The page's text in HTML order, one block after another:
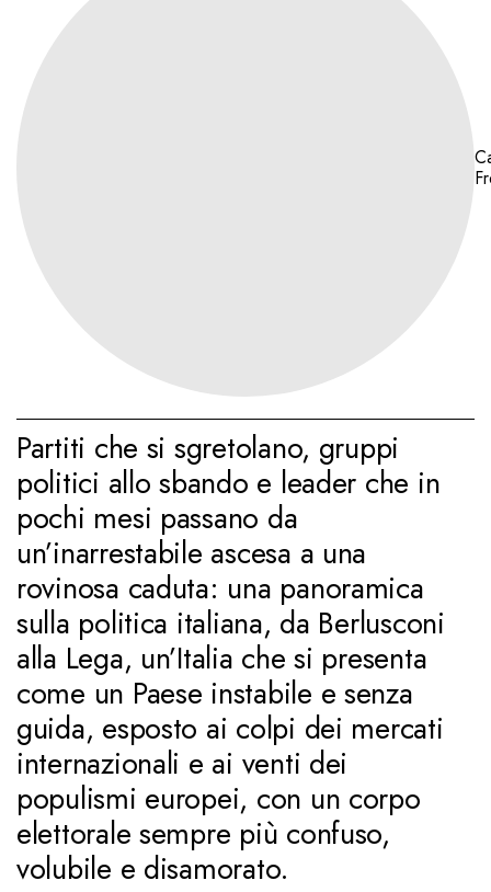
Partiti che si sgretolano, gruppi
politici allo sbando e leader che in
pochi mesi passano da
un’inarrestabile ascesa a una
rovinosa caduta: una panoramica
sulla politica italiana, da Berlusconi
alla Lega, un’Italia che si presenta
come un Paese instabile e senza
guida, esposto ai colpi dei mercati
internazionali e ai venti dei
populismi europei, con un corpo
elettorale sempre più confuso,
volubile e disamorato.